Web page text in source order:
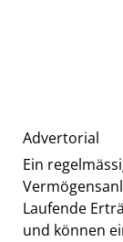
Advertorial
Ein
Laufende
und können